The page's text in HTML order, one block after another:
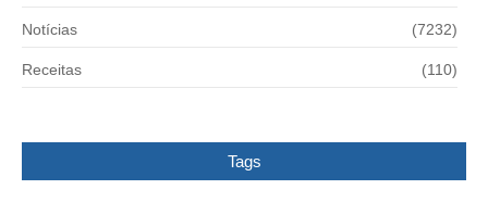
Notícias (7232)
Receitas (110)
Tags